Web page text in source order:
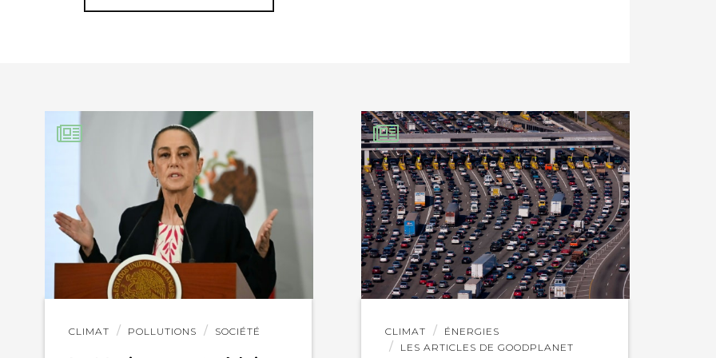
CLIMAT POLLUTIONS SOCIÉTÉ
Lire
CLIMAT
ÉNERGIES
LES ARTICLES DE GOODPLANET
Lire
l'article